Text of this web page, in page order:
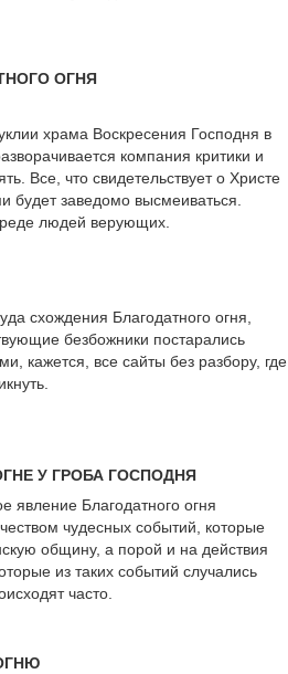
ОГНЯ
храма Воскресения Господня в
компания критики и
Все, что свидетельствует о Христе
будет заведомо высмеиваться.
людей верующих.
схождения Благодатного огня,
безбожники постарались
кажется, все сайты без разбору, где
У ГРОБА ГОСПОДНЯ
явление Благодатного огня
чудесных событий, которые
общину, а порой и на действия
из таких событий случались
часто.